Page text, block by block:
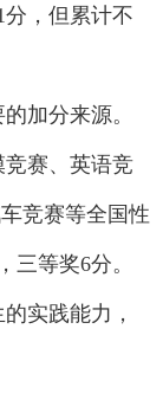
，但累计不
加分来源。
赛、英语竞
竞赛等全国性
三等奖6分。
实践能力，